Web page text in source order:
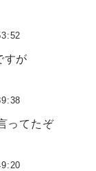
すが
ってたぞ